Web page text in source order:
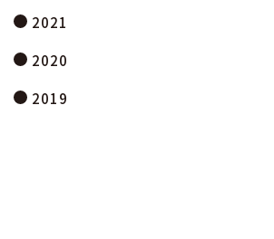
2021
2020
2019